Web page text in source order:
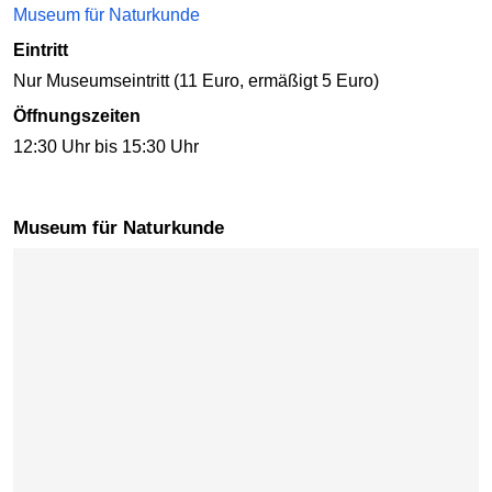
Museum für Naturkunde
Eintritt
Nur Museumseintritt (11 Euro, ermäßigt 5 Euro)
Öffnungszeiten
12:30 Uhr bis 15:30 Uhr
Museum für Naturkunde